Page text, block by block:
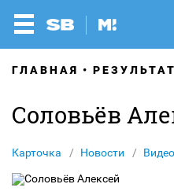
ГЛАВНАЯ
Соловьёв
Карточка Новости Видео